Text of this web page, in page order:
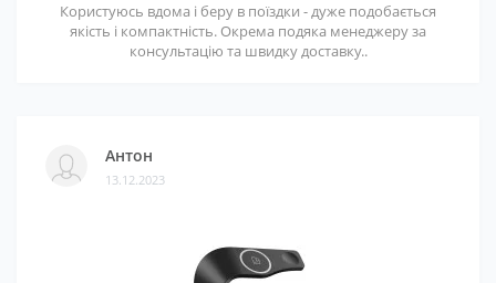
Користуюсь вдома і беру в поїздки - дуже подобається
якість і компактність. Окрема подяка менеджеру за
консультацію та швидку доставку..
Антон
13.12.2023